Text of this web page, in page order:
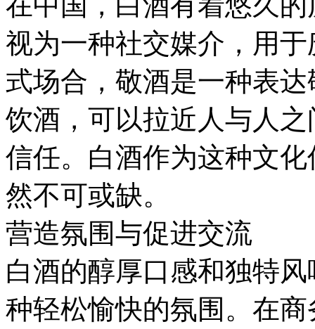
视为一种社交媒介，用
式场合，敬酒是一种表
饮酒，可以拉近人与人
信任。白酒作为这种文
然不可或缺。
营造氛围与促进交流
白酒的醇厚口感和独特
种轻松愉快的氛围。在